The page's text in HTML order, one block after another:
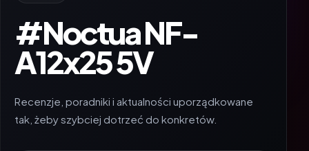
#Noctua NF-
A12x25 5V
Recenzje, poradniki i aktualności uporządkowane
tak, żeby szybciej dotrzeć do konkretów.